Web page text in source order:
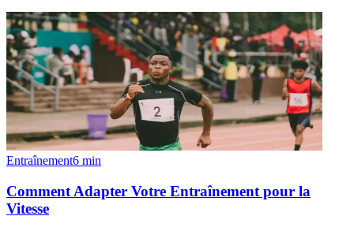
Entraînement6 min
Comment Adapter Votre Entraînement pour la
Vitesse